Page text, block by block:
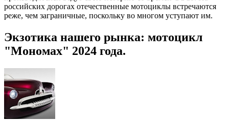
российских дорогах отечественные мотоциклы встречаются
реже, чем заграничные, поскольку во многом уступают им.
Экзотика нашего рынка: мотоцикл
"Мономах" 2024 года.